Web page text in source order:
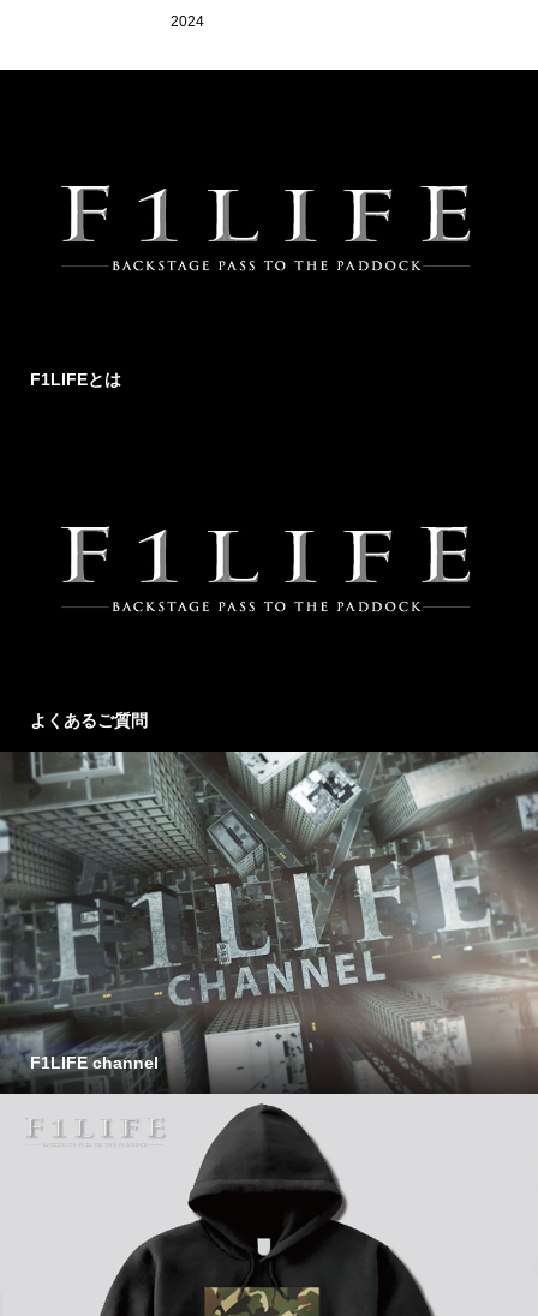
2024
F1LIFEとは
よくあるご質問
F1LIFE channel